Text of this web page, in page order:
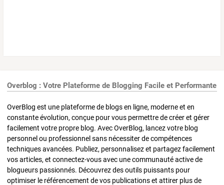
Overblog : Votre Plateforme de Blogging Facile et Performante
OverBlog est une plateforme de blogs en ligne, moderne et en
constante évolution, conçue pour vous permettre de créer et gérer
facilement votre propre blog. Avec OverBlog, lancez votre blog
personnel ou professionnel sans nécessiter de compétences
techniques avancées. Publiez, personnalisez et partagez facilement
vos articles, et connectez-vous avec une communauté active de
blogueurs passionnés. Découvrez des outils puissants pour
optimiser le référencement de vos publications et attirer plus de